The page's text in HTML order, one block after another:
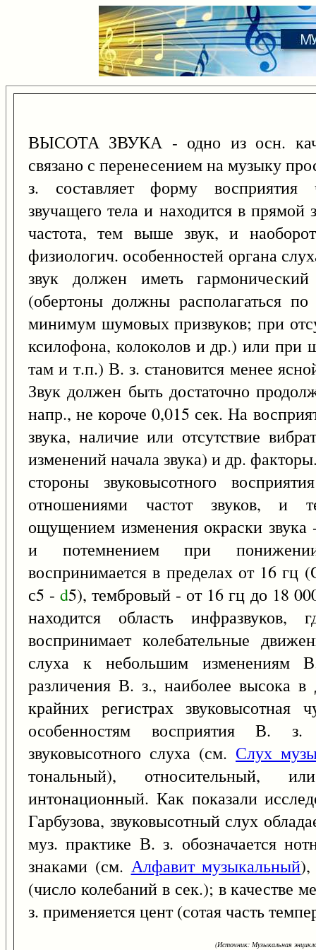
ВЫСОТА ЗВУКА - одно из осн.
связано с перенесением на музыку
з. составляет форму восприятия
звучащего тела и находится в
частота, тем выше звук, и
физиологич. особенностей органа
звук должен иметь
(обертоны должны располагаться
минимум шумовых призвуков; при
ксилофона, колоколов и др.) или при
там и т.п.) В. з. становится менее
Звук должен быть достаточно
напр., не короче 0,015 сек. На
звука, наличие или отсутствие
изменений начала звука) и др.
стороны звуковысотного
отношениями частот звуков, и
ощущением изменения окраски
и потемнением при
воспринимается в пределах от 16
с5 -d5), тембровый - от 16 гц до 18
находится область
воспринимает колебательные
слуха к небольшим изменениям
различения В. з., наиболее высока
крайних регистрах звуковысотная
особенностям восприятия В. з.
звуковысотного слуха (см. Слух
тональный), относительный,
интонационный. Как показали
Гарбузова, звуковысотный слух
муз. практике В. з. обозначается
знаками (см. Алфавит музыкальный),
(число колебаний в сек.); в качестве
з. применяется цент (сотая часть
(Источник: Музыкальная